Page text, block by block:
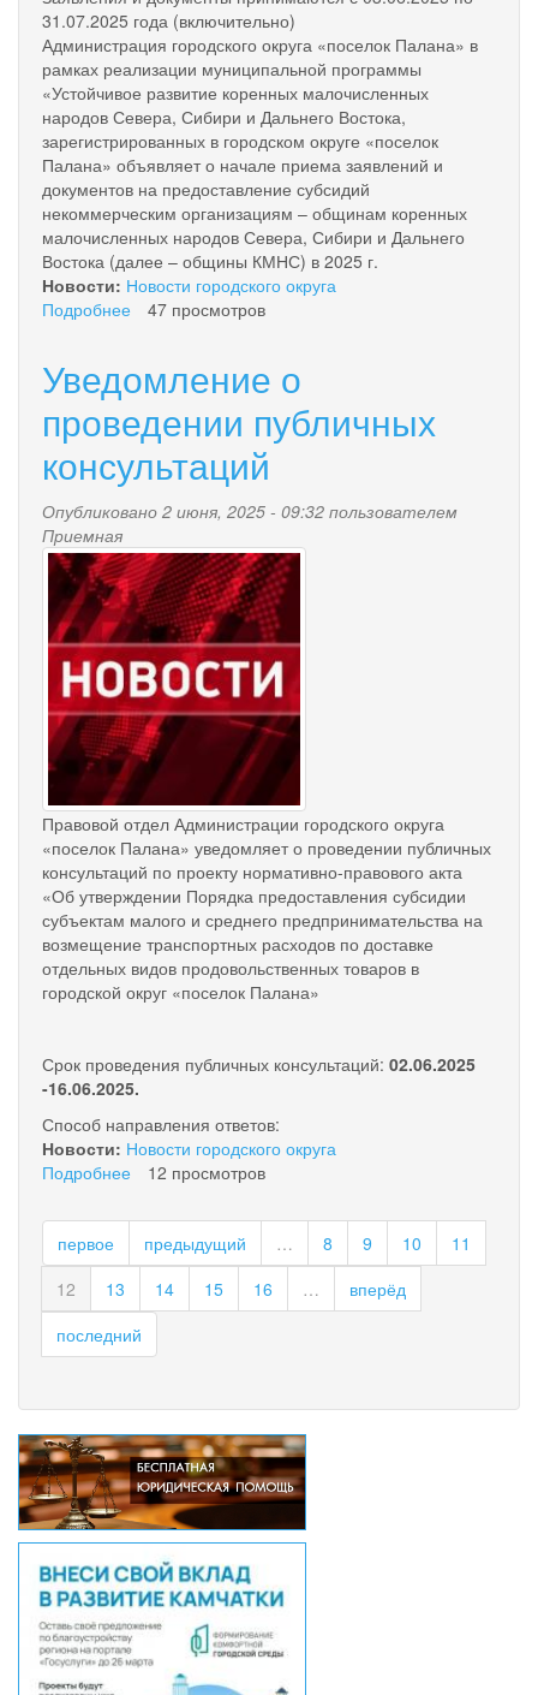
31.07.2025 года (включительно)
Администрация городского округа «поселок Палана» в
рамках реализации муниципальной программы
«Устойчивое развитие коренных малочисленных
народов Севера, Сибири и Дальнего Востока,
зарегистрированных в городском округе «поселок
Палана» объявляет о начале приема заявлений и
документов на предоставление субсидий
некоммерческим организациям – общинам коренных
малочисленных народов Севера, Сибири и Дальнего
Востока (далее – общины КМНС) в 2025 г.
Новости: Новости городского округа
Подробнее
на
субсидий
коренных
малочисленных
народов
Севера,
Сибири
и
Дальнего
Востока
в
2025
году
47 просмотров
Уведомление о
проведении публичных
консультаций
Опубликовано 2 июня, 2025 - 09:32 пользователем
Приемная
news-
palana.jpg
Правовой отдел Администрации городского округа
«поселок Палана» уведомляет о проведении публичных
консультаций по проекту нормативно-правового акта
«Об утверждении Порядка предоставления субсидии
субъектам малого и среднего предпринимательства на
возмещение транспортных расходов по доставке
отдельных видов продовольственных товаров в
городской округ «поселок Палана»
Срок проведения публичных консультаций: 02.06.2025
-16.06.2025.
Способ направления ответов:
Новости: Новости городского округа
Подробнее
о
проведении
публичных
консультаций
12 просмотров
первое предыдущий … 8 9 10
11
12
13 14 15 16 …
вперёд
последний